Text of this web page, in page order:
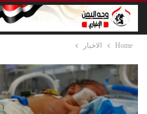
Home الاخبار